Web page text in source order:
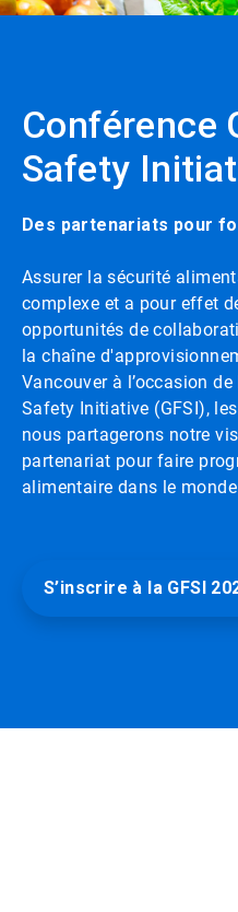
Conférence
Safety
Des partenariats pour
Assurer la sécurité
complexe et a pour effet
opportunités de
la chaîne
Vancouver à l’occasion
Safety Initiative (GFSI),
nous partagerons notre
partenariat pour faire
alimentaire dans le
S’inscrire à la GFSI